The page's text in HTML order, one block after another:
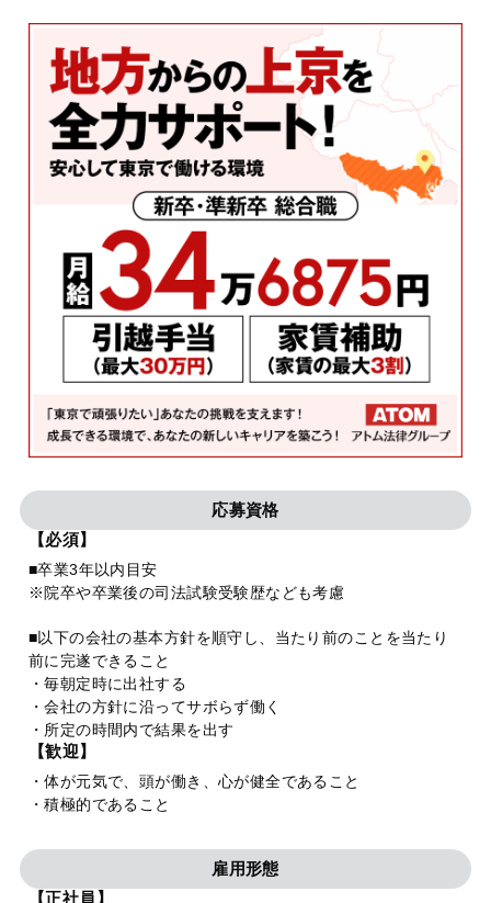
応募資格
【必須】
■卒業3年以内目安
※院卒や卒業後の司法試験受験歴なども考慮
■以下の会社の基本方針を順守し、当たり前のことを当たり
前に完遂できること
・毎朝定時に出社する
・会社の方針に沿ってサボらず働く
・所定の時間内で結果を出す
【歓迎】
・体が元気で、頭が働き、心が健全であること
・積極的であること
雇用形態
【正社員】